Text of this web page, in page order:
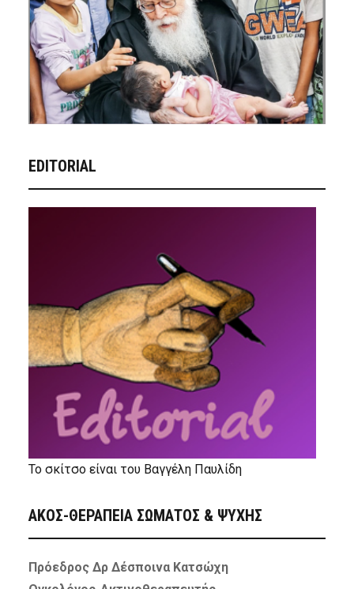
EDITORIAL
Το σκίτσο είναι του Βαγγέλη Παυλίδη
ΑΚΟΣ-ΘΕΡΑΠΕΙΑ ΣΩΜΑΤΟΣ & ΨΥΧΗΣ
Πρόεδρος Δρ Δέσποινα Κατσώχη